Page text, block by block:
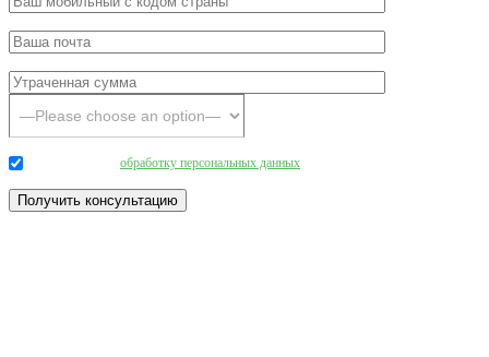
обработку персональных данных